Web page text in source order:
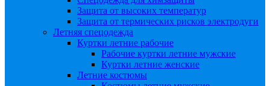
Защита от высоких температур
Защита от термических рисков электродуги
Летняя спецодежда
Куртки летние рабочие
Рабочие куртки летние мужские
Куртки летние женские
Летние костюмы